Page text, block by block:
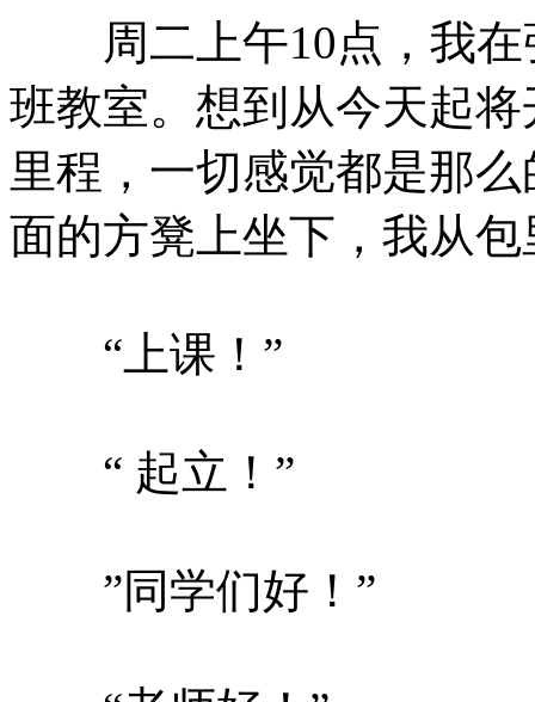
周二上午10点，我在
班教室。想到从今天起
里程，一切感觉都是那
面的方凳上坐下，我从
“上课！”
“ 起立！”
”同学们好！”